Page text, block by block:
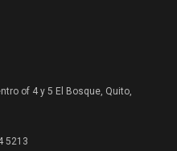
of 4 y 5 El Bosque, Quito,
5213